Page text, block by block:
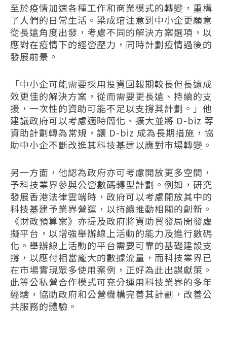
至於疫情加速各種工作和商業模式的轉變，重構
了人們的日常生活。梁成琯注意到中小企更願意
從長遠角度出發，考慮不同的解決方案選項，以
應對在疫情下的經營壓力，同時計劃疫情過後的
發展前景。
「中小企可能需要採用投資回報期較長但長遠成
效更佳的解決方案，從而需要更長遠、持續的支
援，一次性的資助可能不足以支撐其計劃。」他
建議政府可以考慮適時簡化、擴大並將 D-biz 等
資助計劃轉為常規，讓 D-biz 成為長期措施，協
助中小企不斷改進其科技基建以應對市場轉變。
另一方面，他認為政府亦可考慮開放更多空間，
予科技業界參與公營數碼轉型計劃。例如，研究
發展香港法律雲端時，政府可以考慮開放其中的
科技基建予業界營運，以持續推動相關的創新。
《財政預算案》亦提及政府將資助貿發局開發虛
擬平台，以增強舉辦線上活動的能力及進行數碼
化。舉辦線上活動的平台需要可靠的基礎建設支
撐，以應付相當龐大的數據流量，而科技業界已
在市場實現眾多使用案例，正好為此出謀獻策。
此等公私營合作模式可充分運用科技業界的多年
經驗，協助政府和公營機構完善其計劃，改善公
共服務的體驗。